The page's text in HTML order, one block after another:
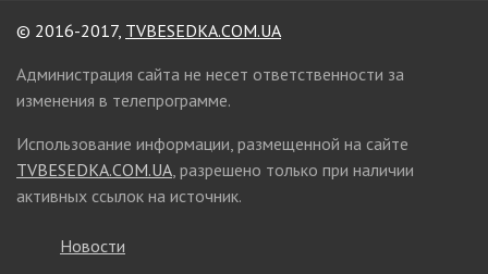
© 2016-2017, TVBESEDKA.COM.UA
Администрация сайта не несет ответственности за
изменения в телепрограмме.
Использование информации, размещенной на сайте
TVBESEDKA.COM.UA, разрешено только при наличии
активных ссылок на источник.
Новости